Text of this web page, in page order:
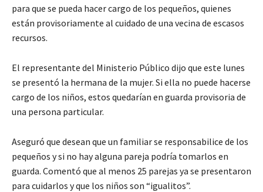
para que se pueda hacer cargo de los pequeños, quienes
están provisoriamente al cuidado de una vecina de escasos
recursos.
El representante del Ministerio Público dijo que este lunes
se presentó la hermana de la mujer. Si ella no puede hacerse
cargo de los niños, estos quedarían en guarda provisoria de
una persona particular.
Aseguró que desean que un familiar se responsabilice de los
pequeños y si no hay alguna pareja podría tomarlos en
guarda. Comentó que al menos 25 parejas ya se presentaron
para cuidarlos y que los niños son “igualitos”.